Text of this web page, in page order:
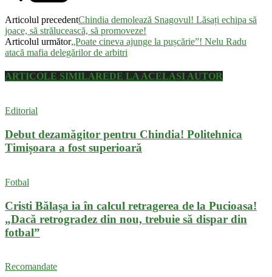
Articolul precedentChindia demolează Snagovul! Lăsați echipa să
joace, să strălucească, să promoveze!
Articolul următor„Poate cineva ajunge la pușcărie”! Nelu Radu
atacă mafia delegărilor de arbitri
ARTICOLE SIMILAREDE LA ACELAȘI AUTOR
Editorial
Debut dezamăgitor pentru Chindia! Politehnica
Timișoara a fost superioară
Fotbal
Cristi Bălașa ia în calcul retragerea de la Pucioasa!
„Dacă retrogradez din nou, trebuie să dispar din
fotbal”
Recomandate